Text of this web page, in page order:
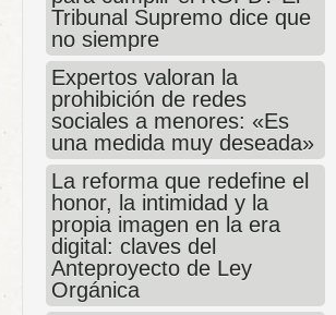
Tribunal Supremo dice que
no siempre
Expertos valoran la
prohibición de redes
sociales a menores: «Es
una medida muy deseada»
La reforma que redefine el
honor, la intimidad y la
propia imagen en la era
digital: claves del
Anteproyecto de Ley
Orgánica